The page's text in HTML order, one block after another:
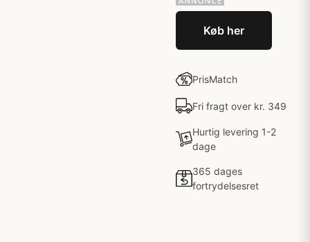
Køb her
PrisMatch
Fri fragt over kr. 349
Hurtig levering 1-2
dage
365 dages
fortrydelsesret